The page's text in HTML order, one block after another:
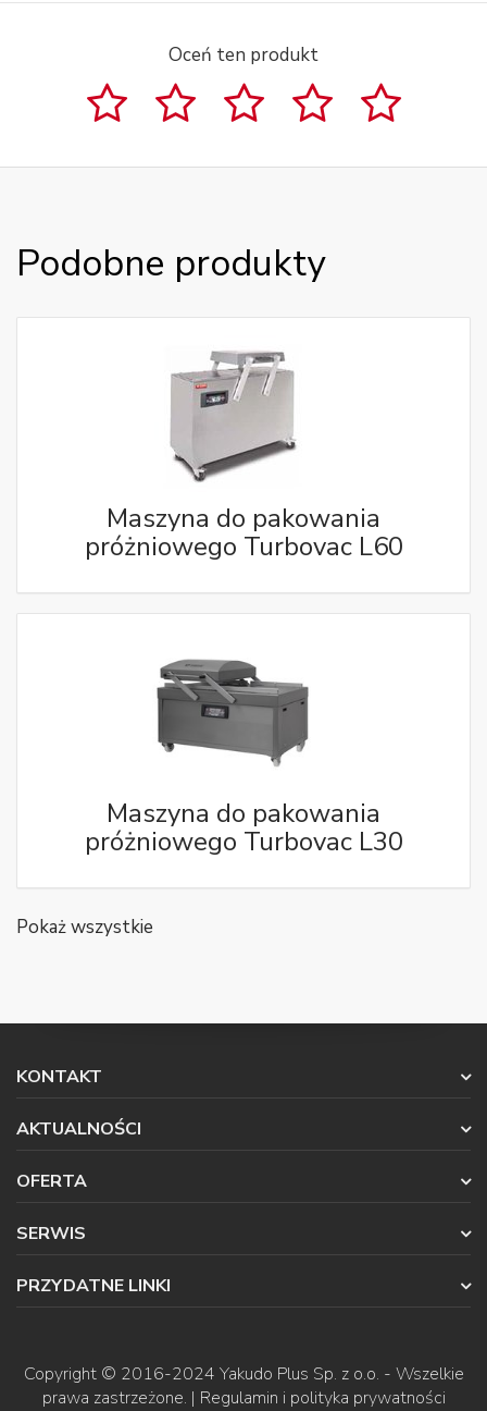
Oceń ten produkt
Podobne produkty
Maszyna do pakowania
próżniowego Turbovac L60
Maszyna do pakowania
próżniowego Turbovac L30
Pokaż wszystkie
KONTAKT
AKTUALNOŚCI
OFERTA
SERWIS
PRZYDATNE LINKI
Copyright © 2016-2024 Yakudo Plus Sp. z o.o. - Wszelkie
prawa zastrzeżone. | Regulamin i polityka prywatności